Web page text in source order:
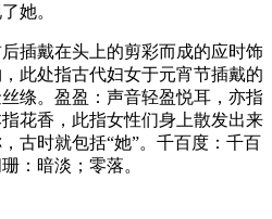
她。
插戴在头上的剪彩而成的应时饰
此处指古代妇女于元宵节插戴的
绦。盈盈：声音轻盈悦耳，亦指
花香，此指女性们身上散发出来
古时就包括“她”。千百度：千百
：暗淡；零落。